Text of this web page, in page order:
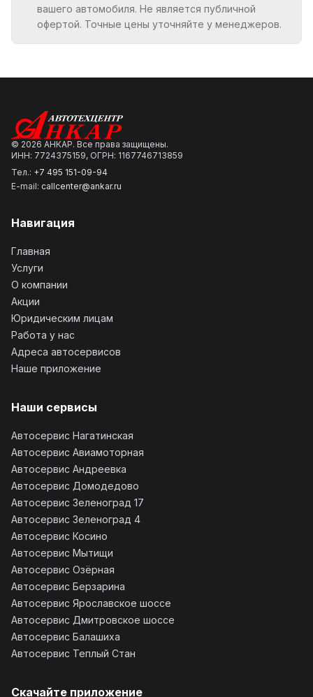
вашего автомобиля. Не является публичной
офертой. Точные цены уточняйте у менеджеров.
© 2026 АНКАР. Все права защищены.
ИНН: 7724375159, ОГРН: 1167746713859
Тел.: +7 495 151-09-94
E-mail: callcenter@ankar.ru
Навигация
Главная
Услуги
О компании
Акции
Юридическим лицам
Работа у нас
Адреса автосервисов
Наше приложение
Наши сервисы
Автосервис Нагатинская
Автосервис Авиамоторная
Автосервис Андреевка
Автосервис Домодедово
Автосервис Зеленоград 17
Автосервис Зеленоград 4
Автосервис Косино
Автосервис Мытищи
Автосервис Озёрная
Автосервис Берзарина
Автосервис Ярославское шоссе
Автосервис Дмитровское шоссе
Автосервис Балашиха
Автосервис Теплый Стан
Скачайте приложение